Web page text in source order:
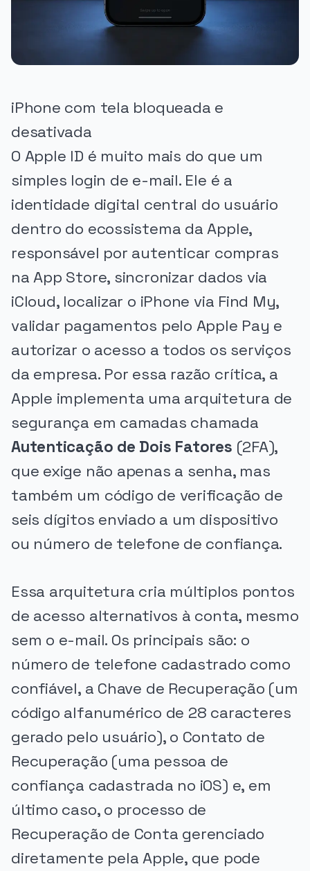
iPhone com tela bloqueada e
desativada
O Apple ID é muito mais do que um
simples login de e-mail. Ele é a
identidade digital central do usuário
dentro do ecossistema da Apple,
responsável por autenticar compras
na App Store, sincronizar dados via
iCloud, localizar o iPhone via Find My,
validar pagamentos pelo Apple Pay e
autorizar o acesso a todos os serviços
da empresa. Por essa razão crítica, a
Apple implementa uma arquitetura de
segurança em camadas chamada
Autenticação de Dois Fatores (2FA),
que exige não apenas a senha, mas
também um código de verificação de
seis dígitos enviado a um dispositivo
ou número de telefone de confiança.
Essa arquitetura cria múltiplos pontos
de acesso alternativos à conta, mesmo
sem o e-mail. Os principais são: o
número de telefone cadastrado como
confiável, a Chave de Recuperação (um
código alfanumérico de 28 caracteres
gerado pelo usuário), o Contato de
Recuperação (uma pessoa de
confiança cadastrada no iOS) e, em
último caso, o processo de
Recuperação de Conta gerenciado
diretamente pela Apple, que pode